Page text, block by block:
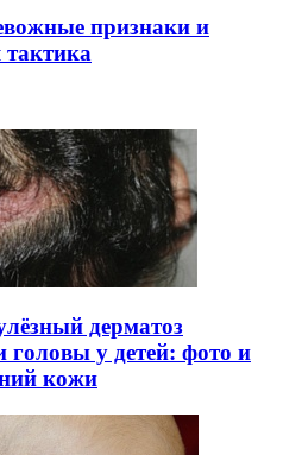
признаки и
тактика
дерматоз
головы у детей: фото и
кожи